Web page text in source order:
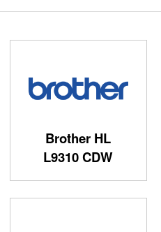
Brother HL
L9310 CDW